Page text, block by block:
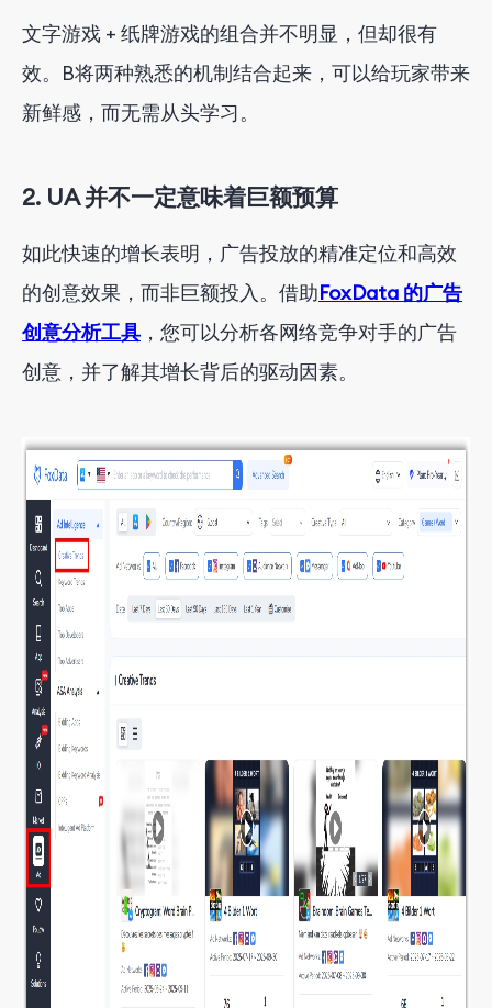
文字游戏 + 纸牌游戏的组合并不明显，但却很有
效。B将两种熟悉的机制结合起来，可以给玩家带来
新鲜感，而无需从头学习。
2. UA 并不一定意味着巨额预算
如此快速的增长表明，广告投放的精准定位和高效
的创意效果，而非巨额投入。借助FoxData 的广告
创意分析工具 ，您可以分析各网络竞争对手的广告
创意，并了解其增长背后的驱动因素。